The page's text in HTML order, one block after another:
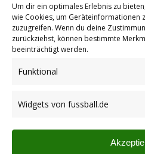
Um dir ein optimales Erlebnis zu
wie Cookies, um Geräteinformationen
zuzugreifen. Wenn du deine
zurückziehst, können bestimmte
beeinträchtigt werden.
Funktional
Widgets von fussball.de
Termine